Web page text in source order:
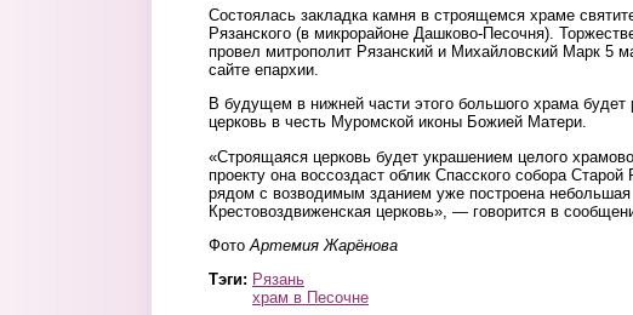
Состоялась закладка камня в строящемся храме
Рязанского (в микрорайоне Дашково-Песочня).
провел митрополит Рязанский и Михайловский Марк 5
сайте епархии.
В будущем в нижней части этого большого храма будет
церковь в честь Муромской иконы Божией Матери.
«Строящаяся церковь будет украшением целого
проекту она воссоздаст облик Спасского собора Старой
рядом с возводимым зданием уже построена небольшая
Крестовоздвиженская церковь», — говорится в
Фото Артемия Жарёнова
Тэги: Рязань
храм в Песочне